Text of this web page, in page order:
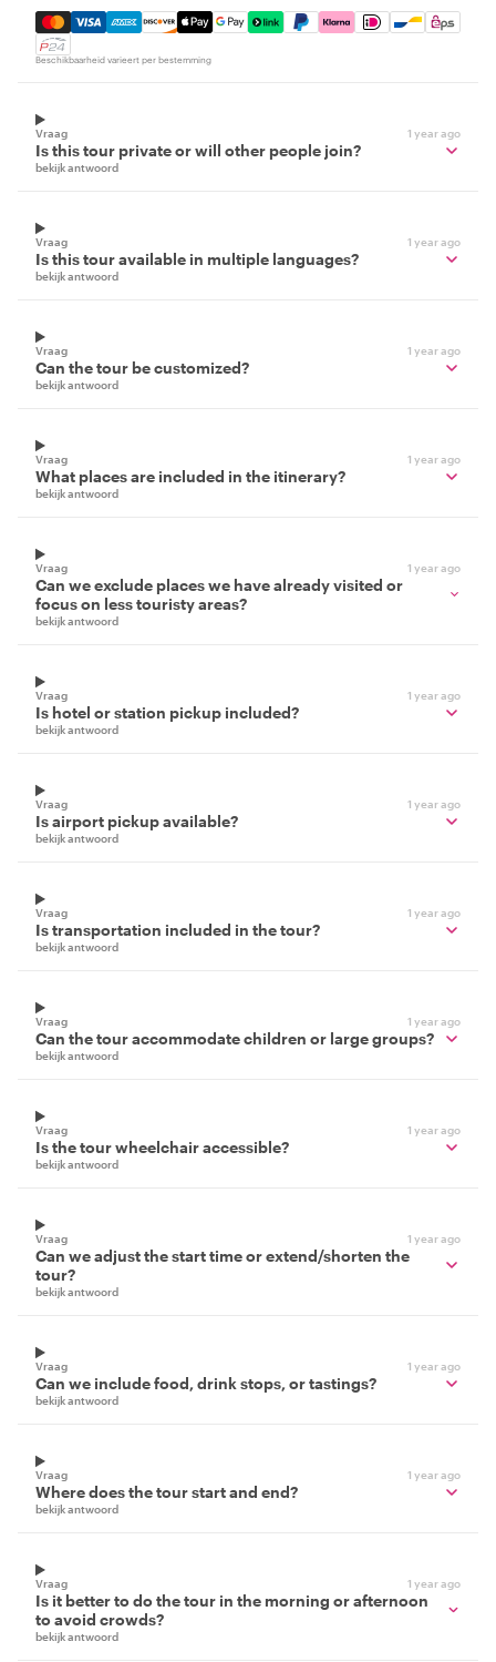
Mastercard, Visa, Amex, Discover, Apple Pay, Google
Beschikbaarheid varieert per bestemming
Vraag 1 year ago
Is this tour private or will other people join?
bekijk antwoord
Vraag 1 year ago
Is this tour available in multiple languages?
bekijk antwoord
Vraag 1 year ago
Can the tour be customized?
bekijk antwoord
Vraag 1 year ago
What places are included in the itinerary?
bekijk antwoord
Vraag 1 year ago
Can we exclude places we have already visited or
focus on less touristy areas?
bekijk antwoord
Vraag 1 year ago
Is hotel or station pickup included?
bekijk antwoord
Vraag 1 year ago
Is airport pickup available?
bekijk antwoord
Vraag 1 year ago
Is transportation included in the tour?
bekijk antwoord
Vraag 1 year ago
Can the tour accommodate children or large groups?
bekijk antwoord
Vraag 1 year ago
Is the tour wheelchair accessible?
bekijk antwoord
Vraag 1 year ago
Can we adjust the start time or extend/shorten the
tour?
bekijk antwoord
Vraag 1 year ago
Can we include food, drink stops, or tastings?
bekijk antwoord
Vraag 1 year ago
Where does the tour start and end?
bekijk antwoord
Vraag 1 year ago
Is it better to do the tour in the morning or afternoon
to avoid crowds?
bekijk antwoord